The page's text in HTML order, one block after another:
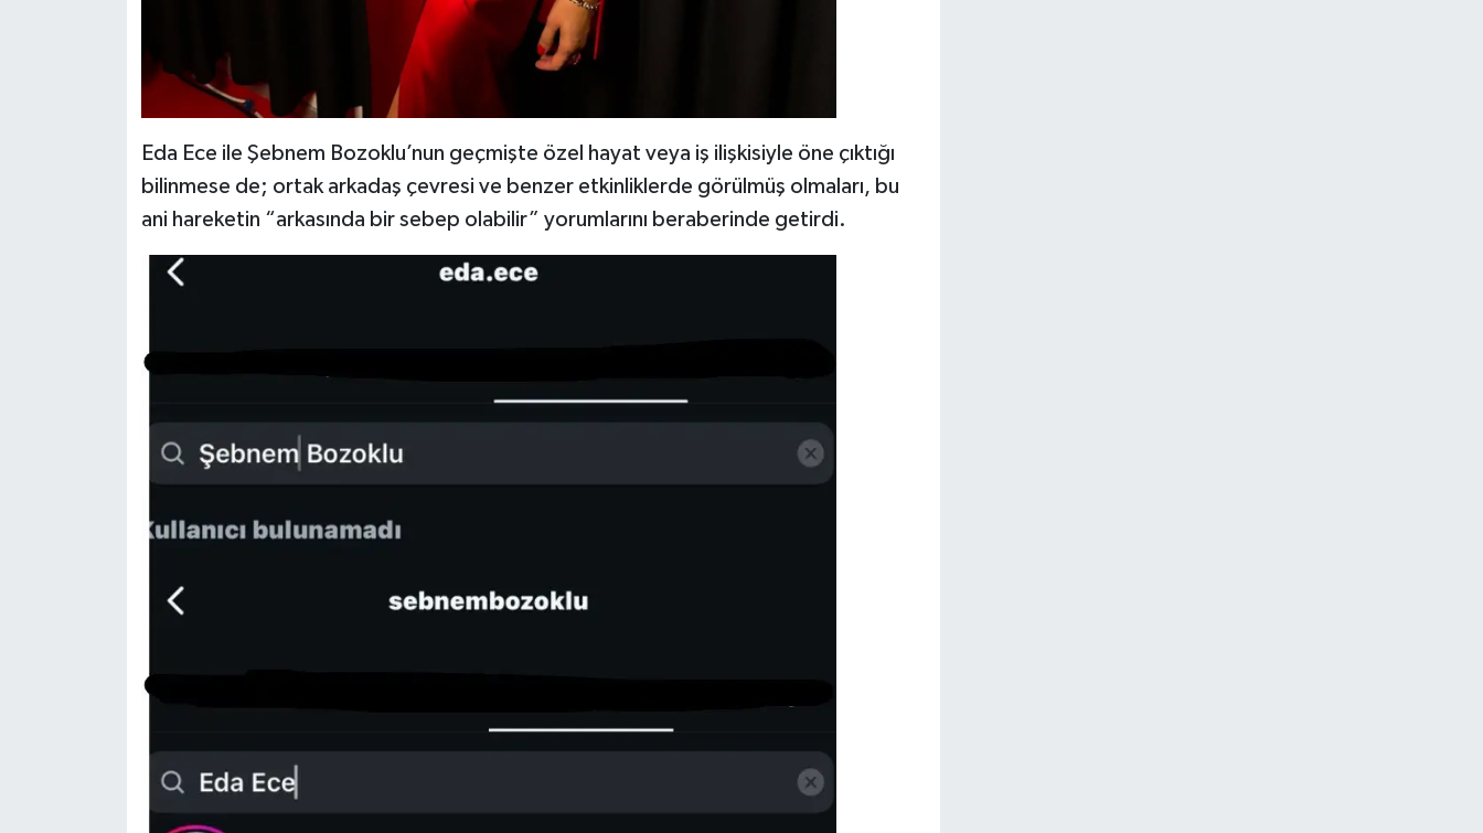
Eda Ece ile Şebnem Bozoklu’nun geçmişte özel hayat veya iş ilişkisiyle öne çıktığı
bilinmese de; ortak arkadaş çevresi ve benzer etkinliklerde görülmüş olmaları, bu
ani hareketin “arkasında bir sebep olabilir” yorumlarını beraberinde getirdi.